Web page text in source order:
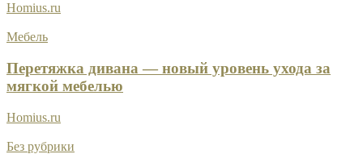
Homius.ru
Мебель
Перетяжка дивана — новый уровень ухода за
мягкой мебелью
Homius.ru
Без рубрики